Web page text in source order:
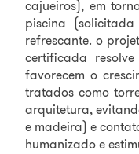
cajueiros), em
piscina
refrescante. o
certificada
favorecem o
tratados como
arquitetura,
e madeira) e
humanizado e